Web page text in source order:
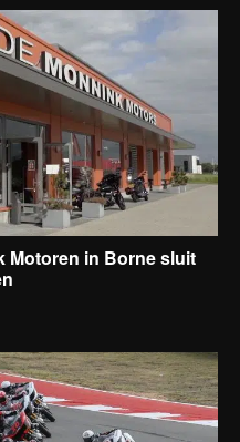
Motoren in Borne sluit